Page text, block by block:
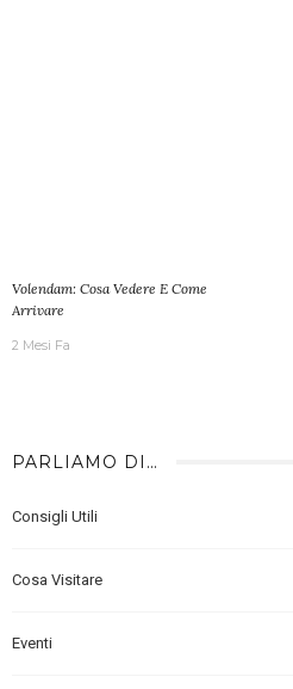
Volendam: Cosa Vedere E Come
Arrivare
2 Mesi Fa
PARLIAMO DI…
Consigli Utili
Cosa Visitare
Eventi